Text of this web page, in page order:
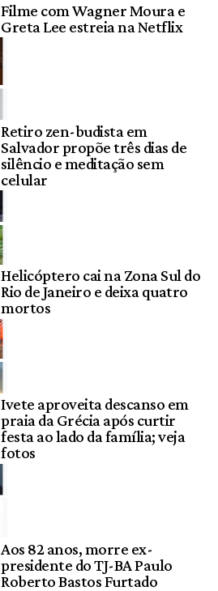
Filme com Wagner Moura e
Greta Lee estreia na Netflix
Retiro zen-budista em
Salvador propõe três dias de
silêncio e meditação sem
celular
Helicóptero cai na Zona Sul do
Rio de Janeiro e deixa quatro
mortos
Ivete aproveita descanso em
praia da Grécia após curtir
festa ao lado da família; veja
fotos
Aos 82 anos, morre ex-
presidente do TJ-BA Paulo
Roberto Bastos Furtado